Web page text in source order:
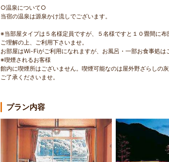
○温泉について○
当宿の温泉は源泉かけ流しでございます。
※当部屋タイプは５名様定員ですが、５名様ですと１０畳間に布
ご理解の上、ご利用下さいませ。
お部屋はWi-Fiがご利用になれますが、お風呂・一部お食事処は
※喫煙されるお客様
館内に喫煙所はございません。喫煙可能なのは屋外野ざらしの灰
ご了承くださいませ。
プラン内容